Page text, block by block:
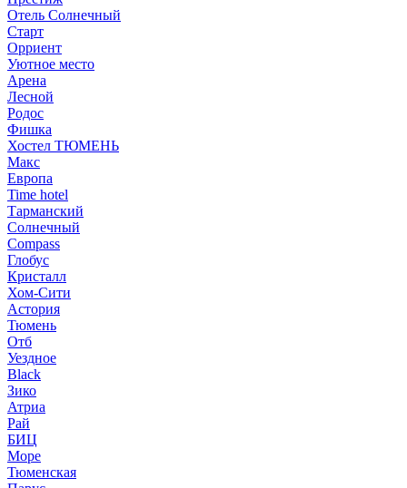
Отель Солнечный
Старт
Орриент
Уютное место
Арена
Лесной
Родос
Фишка
Хостел ТЮМЕНЬ
Макс
Европа
Time hotel
Тарманский
Солнечный
Compass
Глобус
Кристалл
Хом-Сити
Астория
Тюмень
Отб
Уездное
Black
Зико
Атриа
Рай
БИЦ
Море
Тюменская